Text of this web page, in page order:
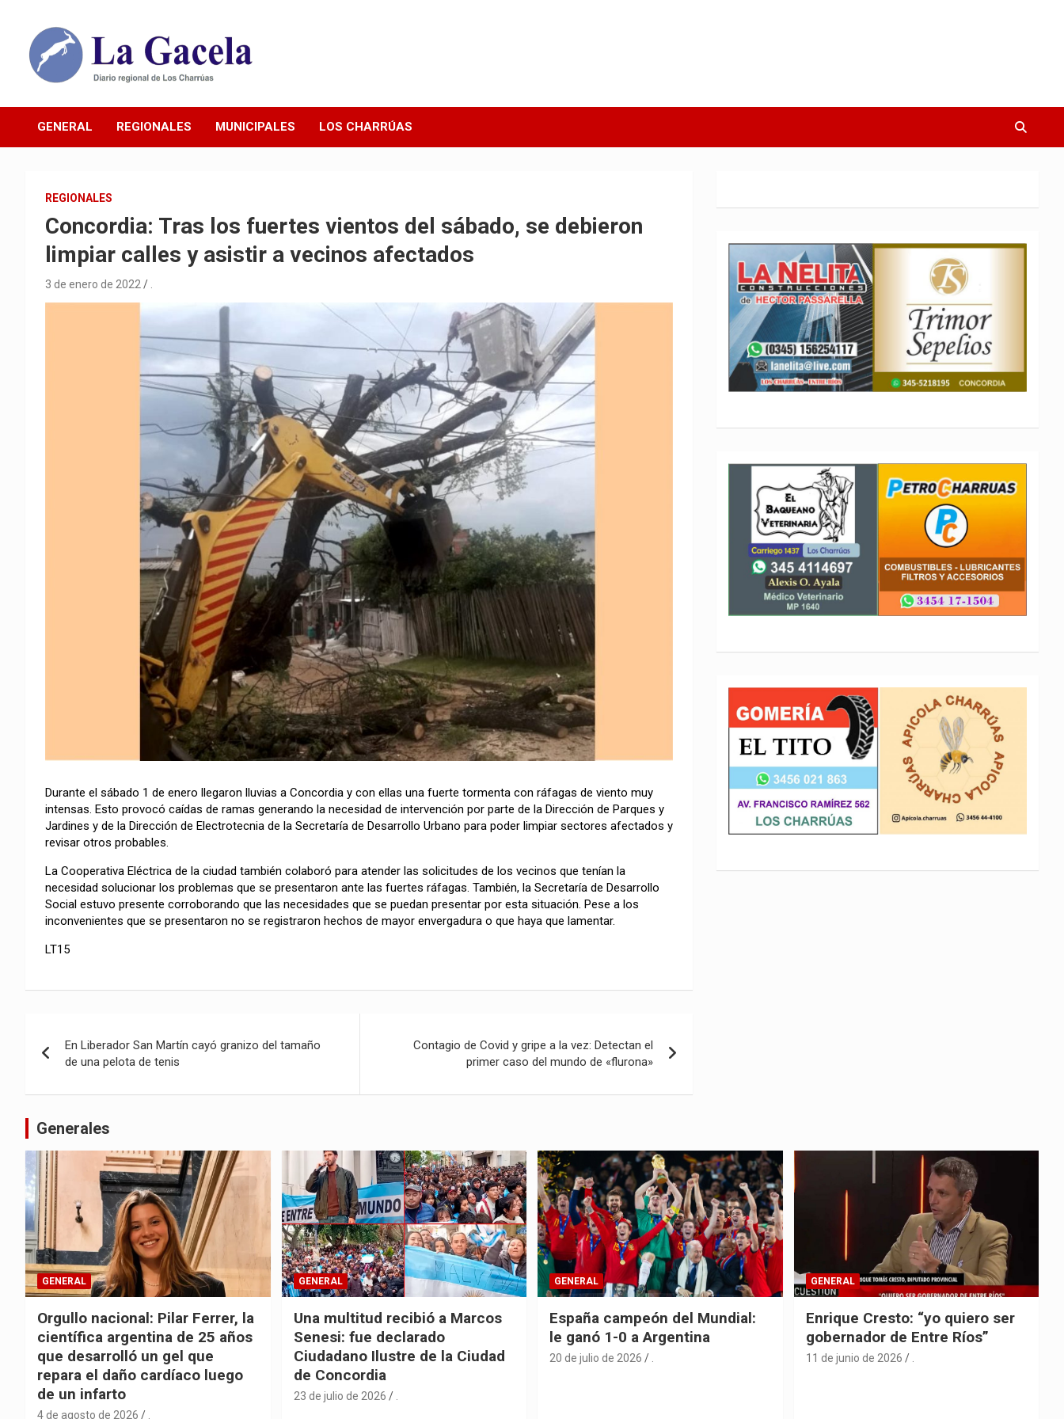
contenido
Diario La Gacela
GENERAL REGIONALES MUNICIPALES LOS CHARRÚAS
REGIONALES
Concordia: Tras los fuertes vientos del sábado, se debieron
limpiar calles y asistir a vecinos afectados
3 de enero de 2022
Durante el sábado 1 de enero llegaron lluvias a Concordia y con ellas una fuerte tormenta con ráfagas de viento muy
intensas. Esto provocó caídas de ramas generando la necesidad de intervención por parte de la Dirección de Parques y
Jardines y de la Dirección de Electrotecnia de la Secretaría de Desarrollo Urbano para poder limpiar sectores afectados y
revisar otros probables.
La Cooperativa Eléctrica de la ciudad también colaboró para atender las solicitudes de los vecinos que tenían la
necesidad solucionar los problemas que se presentaron ante las fuertes ráfagas. También, la Secretaría de Desarrollo
Social estuvo presente corroborando que las necesidades que se puedan presentar por esta situación. Pese a los
inconvenientes que se presentaron no se registraron hechos de mayor envergadura o que haya que lamentar.
LT15
de
entradas
En Liberador San Martín cayó granizo del tamaño
de una pelota de tenis
Contagio de Covid y gripe a la vez: Detectan el
primer caso del mundo de «flurona»
Generales
GENERAL
Orgullo nacional: Pilar Ferrer, la
científica argentina de 25 años
que desarrolló un gel que
repara el daño cardíaco luego
de un infarto
4 de agosto de 2026 .
GENERAL
Una multitud recibió a Marcos
Senesi: fue declarado
Ciudadano Ilustre de la Ciudad
de Concordia
23 de julio de 2026 .
GENERAL
España campeón del Mundial:
le ganó 1-0 a Argentina
20 de julio de 2026 .
GENERAL
Enrique Cresto: “yo quiero ser
gobernador de Entre Ríos”
11 de junio de 2026 .